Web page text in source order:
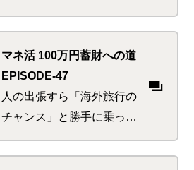
ものはお得にフリマアプリ
からゲットして賢く節約…
のつもりがアレもコレも欲
しくなっちゃう！あ、猫ち
ゃんが障子をやぶったわ、
これも買い替え…
マネ活 100万円蓄財への道
EPISODE-47
人の出張すら「海外旅行の
チャンス」と勝手に乗っか
り根性を丸出しにしてしま
うA子。海外にいろんな意味